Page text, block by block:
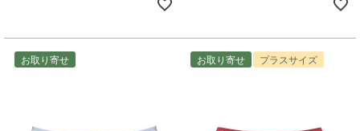
お取り寄せ お取り寄せ プラスサイズ